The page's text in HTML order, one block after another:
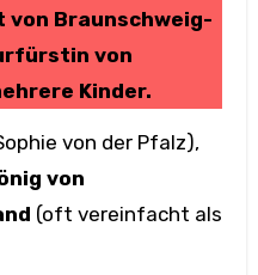
Braunschweig-
von
Kinder.
von der Pfalz),
von
(oft vereinfacht als